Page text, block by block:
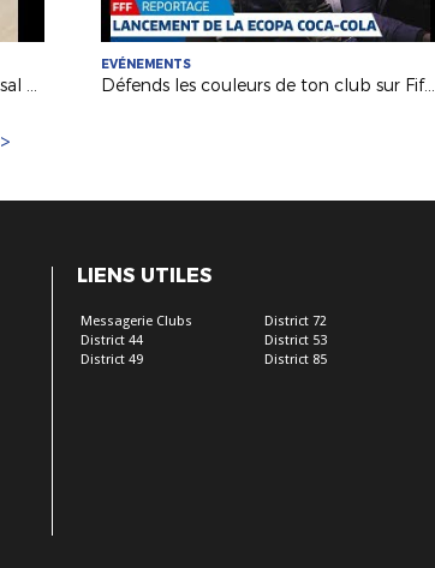
Orvault SF et Nantes Métropole Futsal au service des filles !
EVÉNEMENTS
Défends les couleurs de ton club sur Fifa18
>
LIENS UTILES
Messagerie Clubs
District 44
District 49
District 72
District 53
District 85